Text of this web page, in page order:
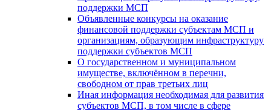
поддержки МСП
Объявленные конкурсы на оказание
финансовой поддержки субъектам МСП и
организациям, образующим инфраструктуру
поддержки субъектов МСП
О государственном и муниципальном
имуществе, включённом в перечни,
свободном от прав третьих лиц
Иная информация необходимая для развития
субъектов МСП, в том числе в сфере